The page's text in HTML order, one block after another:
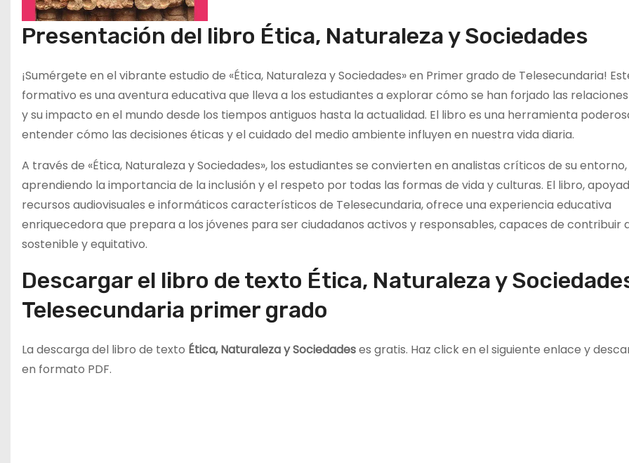
Presentación del libro Ética, Naturaleza y Sociedades
¡Sumérgete en el vibrante estudio de «Ética, Naturaleza y Sociedades» en Primer grado de Telesecundaria!
formativo es una aventura educativa que lleva a los estudiantes a explorar cómo se han forjado las
y su impacto en el mundo desde los tiempos antiguos hasta la actualidad. El libro es una herramienta
entender cómo las decisiones éticas y el cuidado del medio ambiente influyen en nuestra vida diaria.
A través de «Ética, Naturaleza y Sociedades», los estudiantes se convierten en analistas críticos de su entorno,
aprendiendo la importancia de la inclusión y el respeto por todas las formas de vida y culturas. El libro,
recursos audiovisuales e informáticos característicos de Telesecundaria, ofrece una experiencia educativa
enriquecedora que prepara a los jóvenes para ser ciudadanos activos y responsables, capaces de contribuir
sostenible y equitativo.
Descargar el libro de texto Ética, Naturaleza y
Telesecundaria primer grado
La descarga del libro de texto Ética, Naturaleza y Sociedadeses gratis. Haz click en el siguiente enlace y
en formato PDF.